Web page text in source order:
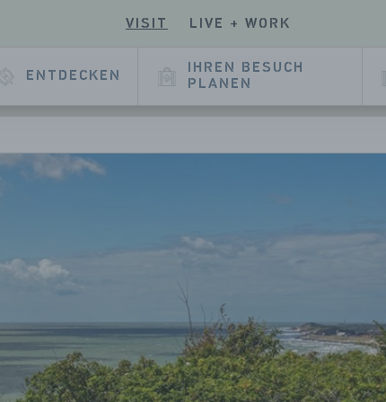
VISIT LIVE + WORK
ENTDECKEN
IHREN BESUCH
PLANEN